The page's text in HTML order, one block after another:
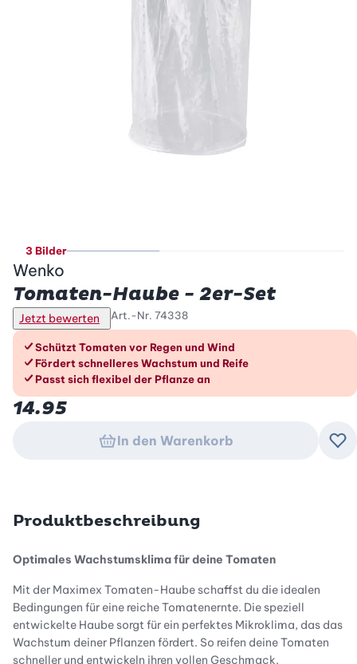
3 Bilder
Wenko
Tomaten-Haube - 2er-Set
Jetzt bewerten Art.-Nr. 74338
Die Vorteile im Überblick
Schützt Tomaten vor Regen und Wind
Fördert schnelleres Wachstum und Reife
Passt sich flexibel der Pflanze an
14.95
In den Warenkorb
Produktbeschreibung
Optimales Wachstumsklima für deine Tomaten
Mit der Maximex Tomaten-Haube schaffst du die idealen
Bedingungen für eine reiche Tomatenernte. Die speziell
entwickelte Haube sorgt für ein perfektes Mikroklima, das das
Wachstum deiner Pflanzen fördert. So reifen deine Tomaten
schneller und entwickeln ihren vollen Geschmack.